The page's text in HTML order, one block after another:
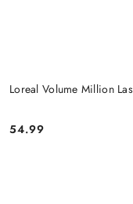
Loreal Volume Million
Cena:
54.99